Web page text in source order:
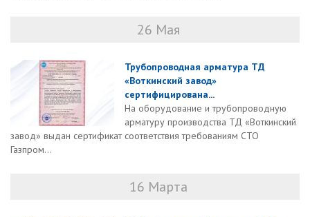
26 Мая
Трубопроводная арматура ТД
«Воткинский завод»
сертифицирована...
На оборудование и трубопроводную
арматуру производства ТД «Воткинский
завод» выдан сертификат соответствия требованиям СТО
Газпром...
16 Марта